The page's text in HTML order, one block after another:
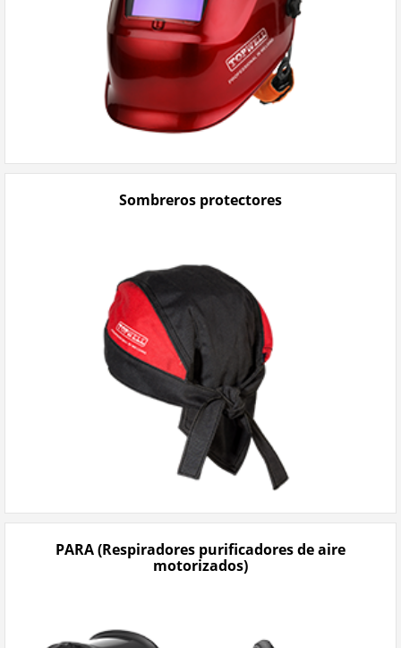
Sombreros protectores
PARA (Respiradores purificadores de aire
motorizados)